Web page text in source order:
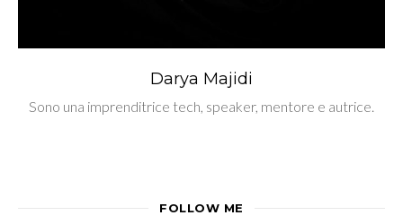
Darya Majidi
Sono una imprenditrice tech, speaker, mentore e autrice.
FOLLOW ME